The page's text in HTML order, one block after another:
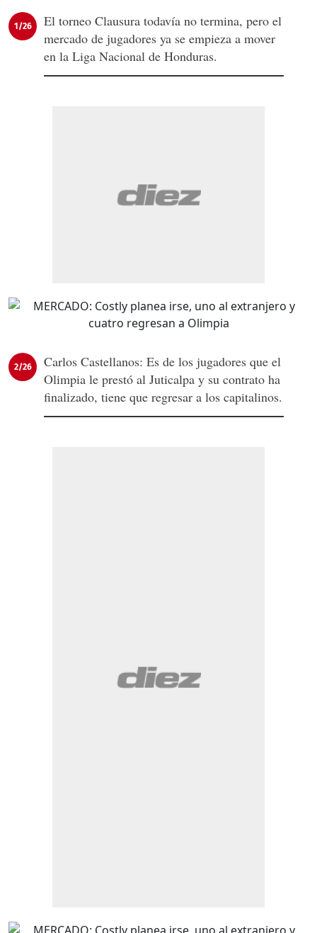
1/26
El torneo Clausura todavía no termina, pero el
mercado de jugadores ya se empieza a mover
en la Liga Nacional de Honduras.
2/26
Carlos Castellanos: Es de los jugadores que el
Olimpia le prestó al Juticalpa y su contrato ha
finalizado, tiene que regresar a los capitalinos.